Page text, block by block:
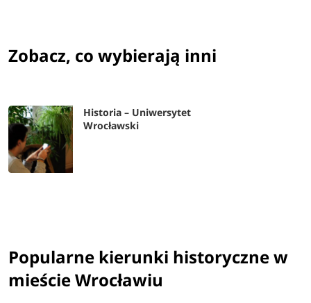
Zobacz, co wybierają inni
Historia – Uniwersytet
Wrocławski
Popularne kierunki historyczne w
mieście Wrocławiu